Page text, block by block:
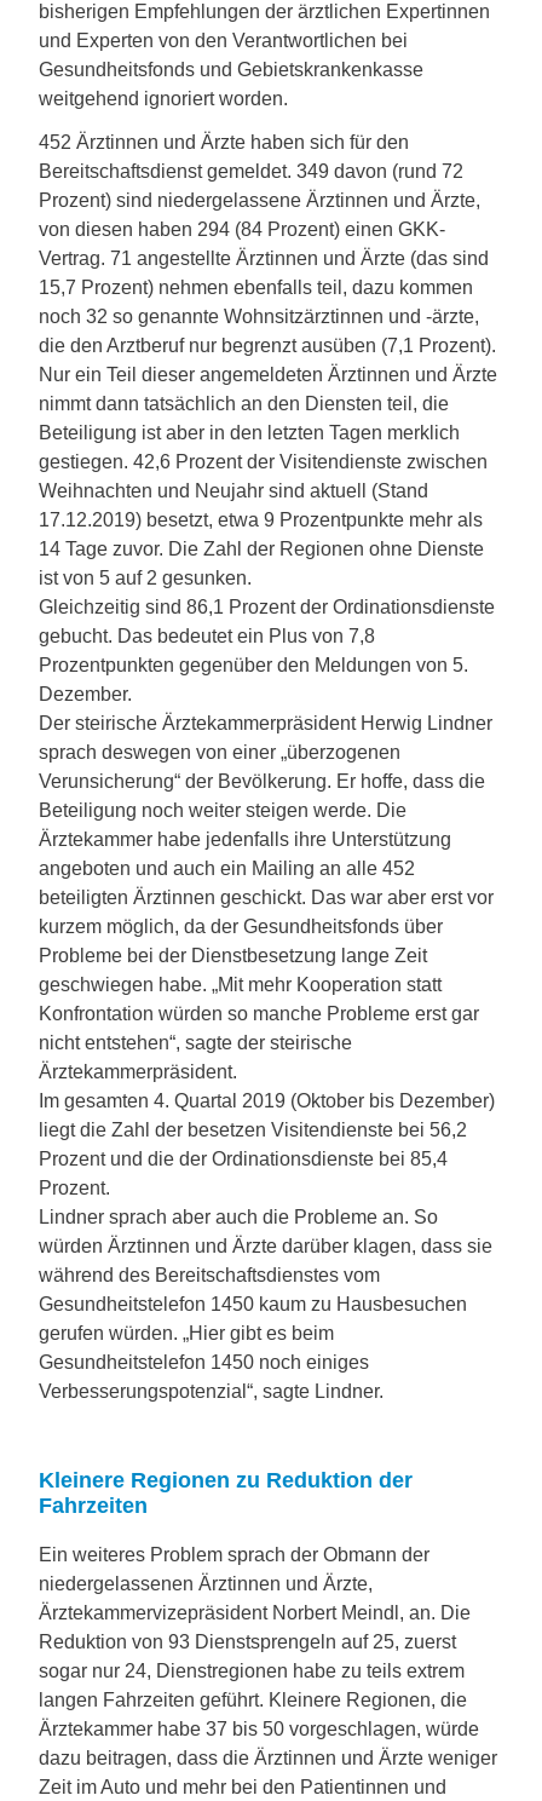
bisherigen Empfehlungen der ärztlichen Expertinnen
und Experten von den Verantwortlichen bei
Gesundheitsfonds und Gebietskrankenkasse
weitgehend ignoriert worden.
452 Ärztinnen und Ärzte haben sich für den
Bereitschaftsdienst gemeldet. 349 davon (rund 72
Prozent) sind niedergelassene Ärztinnen und Ärzte,
von diesen haben 294 (84 Prozent) einen GKK-
Vertrag. 71 angestellte Ärztinnen und Ärzte (das sind
15,7 Prozent) nehmen ebenfalls teil, dazu kommen
noch 32 so genannte Wohnsitzärztinnen und -ärzte,
die den Arztberuf nur begrenzt ausüben (7,1 Prozent).
Nur ein Teil dieser angemeldeten Ärztinnen und Ärzte
nimmt dann tatsächlich an den Diensten teil, die
Beteiligung ist aber in den letzten Tagen merklich
gestiegen. 42,6 Prozent der Visitendienste zwischen
Weihnachten und Neujahr sind aktuell (Stand
17.12.2019) besetzt, etwa 9 Prozentpunkte mehr als
14 Tage zuvor. Die Zahl der Regionen ohne Dienste
ist von 5 auf 2 gesunken.
Gleichzeitig sind 86,1 Prozent der Ordinationsdienste
gebucht. Das bedeutet ein Plus von 7,8
Prozentpunkten gegenüber den Meldungen von 5.
Dezember.
Der steirische Ärztekammerpräsident Herwig Lindner
sprach deswegen von einer „überzogenen
Verunsicherung“ der Bevölkerung. Er hoffe, dass die
Beteiligung noch weiter steigen werde. Die
Ärztekammer habe jedenfalls ihre Unterstützung
angeboten und auch ein Mailing an alle 452
beteiligten Ärztinnen geschickt. Das war aber erst vor
kurzem möglich, da der Gesundheitsfonds über
Probleme bei der Dienstbesetzung lange Zeit
geschwiegen habe. „Mit mehr Kooperation statt
Konfrontation würden so manche Probleme erst gar
nicht entstehen“, sagte der steirische
Ärztekammerpräsident.
Im gesamten 4. Quartal 2019 (Oktober bis Dezember)
liegt die Zahl der besetzen Visitendienste bei 56,2
Prozent und die der Ordinationsdienste bei 85,4
Prozent.
Lindner sprach aber auch die Probleme an. So
würden Ärztinnen und Ärzte darüber klagen, dass sie
während des Bereitschaftsdienstes vom
Gesundheitstelefon 1450 kaum zu Hausbesuchen
gerufen würden. „Hier gibt es beim
Gesundheitstelefon 1450 noch einiges
Verbesserungspotenzial“, sagte Lindner.
Kleinere Regionen zu Reduktion der
Fahrzeiten
Ein weiteres Problem sprach der Obmann der
niedergelassenen Ärztinnen und Ärzte,
Ärztekammervizepräsident Norbert Meindl, an. Die
Reduktion von 93 Dienstsprengeln auf 25, zuerst
sogar nur 24, Dienstregionen habe zu teils extrem
langen Fahrzeiten geführt. Kleinere Regionen, die
Ärztekammer habe 37 bis 50 vorgeschlagen, würde
dazu beitragen, dass die Ärztinnen und Ärzte weniger
Zeit im Auto und mehr bei den Patientinnen und